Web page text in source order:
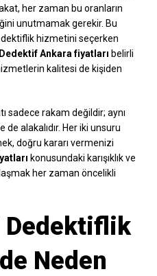
her zaman bu oranların
unutmamak gerekir. Bu
hizmetini seçerken
Dedektif Ankara fiyatları belirli
kalitesi de kişiden
sadece rakam değildir; aynı
alakalıdır. Her iki unsuru
doğru kararı vermenizi
konusundaki karışıklık ve
her zaman öncelikli
Dedektiflik
Neden